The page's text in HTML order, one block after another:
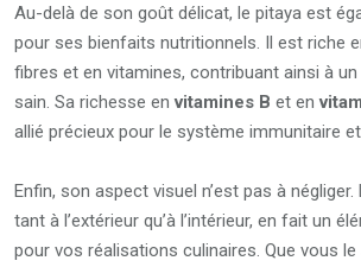
Au-delà de son goût délicat, le pitaya est
pour ses bienfaits nutritionnels. Il est riche
fibres et en vitamines, contribuant ainsi à
sain. Sa richesse envitamines B et en
allié précieux pour le système immunitaire
Enfin, son aspect visuel n’est pas à
tant à l’extérieur qu’à l’intérieur, en fait un
pour vos réalisations culinaires. Que vous